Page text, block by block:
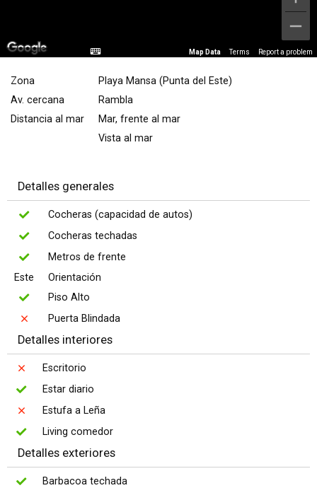
Map Data Terms Report a problem
Zona
Playa Mansa (Punta del Este)
Av. cercana
Rambla
Distancia al mar
Mar, frente al mar
Vista al mar
Detalles generales
Cocheras (capacidad de autos)
Cocheras techadas
Metros de frente
Este
Orientación
Piso Alto
Puerta Blindada
Detalles interiores
Escritorio
Estar diario
Estufa a Leña
Living comedor
Detalles exteriores
Barbacoa techada